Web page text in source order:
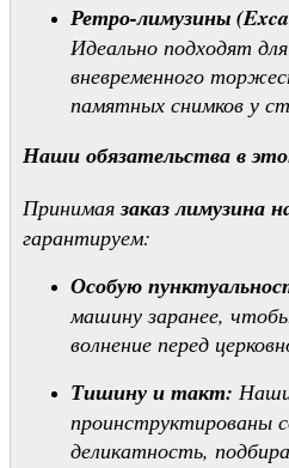
Ретро-лимузины
Идеально подходят
вневременного
памятных снимков у
Наши обязательства в
Принимаязаказ лимузина
гарантируем:
Особую
машину заранее,
волнение перед
Тишину и такт:
проинструктированы
деликатность,